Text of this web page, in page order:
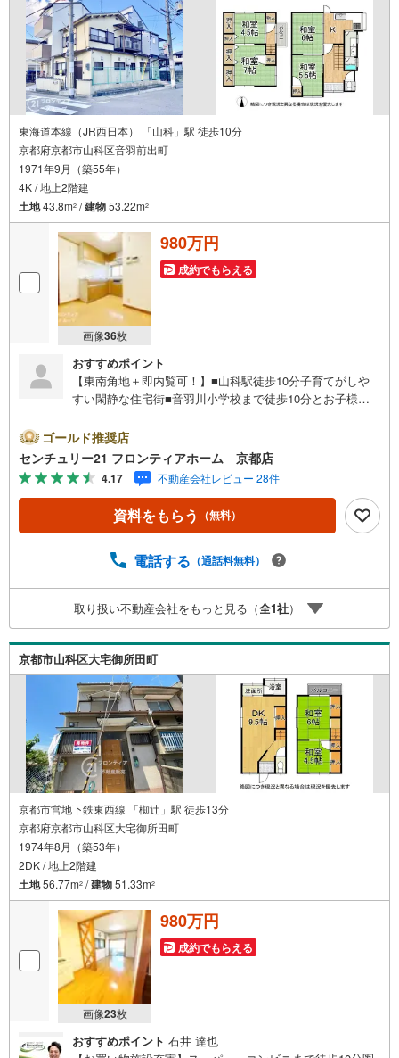
東海道本線（JR西日本） 「山科」駅 徒歩10分
京都府京都市山科区音羽前出町
1971年9月（築55年）
4K / 地上2階建
土地43.8m2 /建物53.22m2
画像36枚
980万円
成約でもらえる
おすすめポイント
【東南角地＋即内覧可！】■山科駅徒歩10分子育てがしや
すい閑静な住宅街■音羽川小学校まで徒歩10分とお子様の
い物に便利な立地 特徴・2沿線利用可能で通学通勤に便利
な立地・1階に水回りが集結しており家事同線がスムーズ・
窓がある浴室で明るさと通気性の確保・お子様の遊び場や
お昼寝、来客時に便利な和室・収納スペースが豊富でお部
屋が整います・ファミリーマートまで徒歩2分で24時間ちょ
っとしたお買い物も便利・前面道路は東側南側どちらも5m
音羽中学校まで徒歩約16分 弊社が選ばれる理由 1.お金の扱
ポート！2.買い替えなどにも対応できる売却専門チームあ
り！3.たくさんの銀行と繋がりがあるため、最も低金利に
なるように審査が可能！弊社は専門家同士が連携をとって
いるため、より多くの知見がございます。お気軽にお問合
せください！
ゴールド推奨店
センチュリー21 フロンティアホーム 京都店
4.17 不動産会社レビュー 28件
資料をもらう （無料）
電話する （通話料無料）
取り扱い不動産会社をもっと見る（全1社）
京都市山科区大宅御所田町
京都市営地下鉄東西線 「椥辻」駅 徒歩13分
京都府京都市山科区大宅御所田町
1974年8月（築53年）
2DK / 地上2階建
土地56.77m2 /建物51.33m2
画像23枚
980万円
成約でもらえる
おすすめポイント 石井 達也